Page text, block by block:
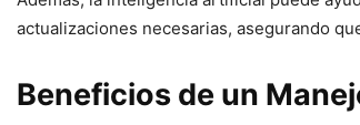
actualizaciones necesarias, asegurando
Beneficios de un